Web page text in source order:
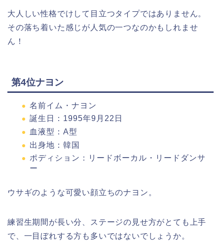
大人しい性格でけして目立つタイプではありません。
その落ち着いた感じが人気の一つなのかもしれませ
ん！
第4位ナヨン
名前イム・ナヨン
誕生日：1995年9月22日
血液型：A型
出身地：韓国
ポディション：リードボーカル・リードダンサ
ー
ウサギのような可愛い顔立ちのナヨン。
練習生期間が長い分、ステージの見せ方がとても上手
で、一目ぼれする方も多いではないでしょうか。